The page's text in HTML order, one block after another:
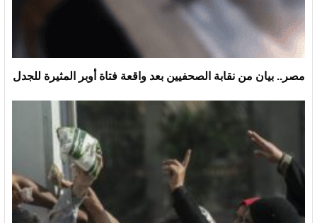
مصر.. بيان من نقابة الصحفيين بعد واقعة فتاة أوبر المثيرة للجدل